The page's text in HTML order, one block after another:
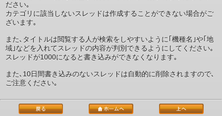
ださい｡
カテゴリに該当しないスレッドは作成することができない場合がご
ざいます｡
また､タイトルは閲覧する人が検索をしやすいように｢機種名｣や｢地
域｣などを入れてスレッドの内容が判別できるようにしてください｡
スレッドが1000になると書き込みができなくなります｡
また､10日間書き込みのないスレッドは自動的に削除されますので､
ご注意ください｡